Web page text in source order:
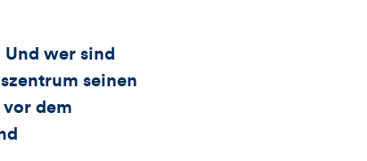
Kommentare
dieses
wer sind
seinen
dem